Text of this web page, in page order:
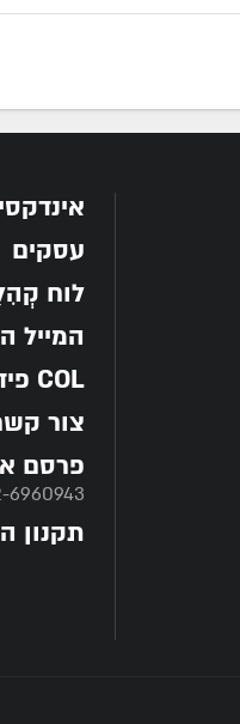
עסקים
לוח
המייל
COL פיד
צור
פרסם
6960943
תקנון